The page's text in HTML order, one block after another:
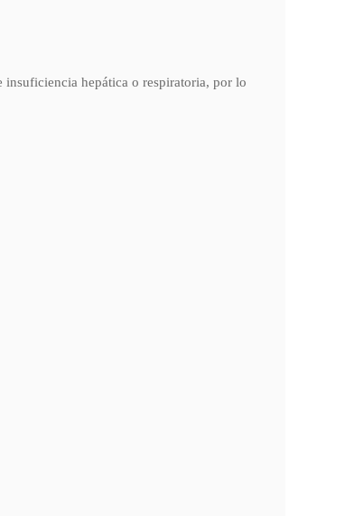
insuficiencia hepática o respiratoria, por lo